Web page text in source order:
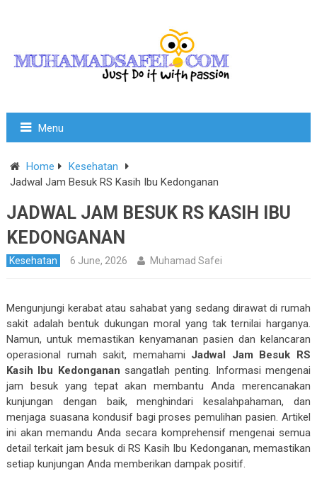
Menu
Home
Kesehatan
Jadwal Jam Besuk RS Kasih Ibu Kedonganan
JADWAL JAM BESUK RS KASIH IBU
KEDONGANAN
Kesehatan 6 June, 2026 Muhamad Safei
Mengunjungi kerabat atau sahabat yang sedang dirawat di rumah
sakit adalah bentuk dukungan moral yang tak ternilai harganya.
Namun, untuk memastikan kenyamanan pasien dan kelancaran
operasional rumah sakit, memahami Jadwal Jam Besuk RS
Kasih Ibu Kedonganan sangatlah penting. Informasi mengenai
jam besuk yang tepat akan membantu Anda merencanakan
kunjungan dengan baik, menghindari kesalahpahaman, dan
menjaga suasana kondusif bagi proses pemulihan pasien. Artikel
ini akan memandu Anda secara komprehensif mengenai semua
detail terkait jam besuk di RS Kasih Ibu Kedonganan, memastikan
setiap kunjungan Anda memberikan dampak positif.